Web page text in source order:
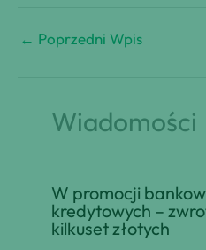
← Poprzedni Wpis
Wiadomości
W promocji
kredytowych –
kilkuset złotych